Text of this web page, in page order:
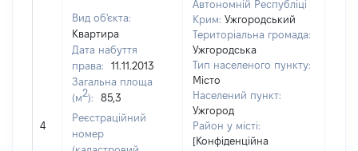
4
Вид об'єкта:
Квартира
Дата набуття
права:
11.11.2013
Загальна площа
(м2):
85,3
Реєстраційний
номер
Автономній Республіці
Крим: Ужгородський
Територіальна громада:
Ужгородська
Тип населеного пункту:
Місто
Населений пункт:
Ужгород
Район у місті:
[Конфіденційна